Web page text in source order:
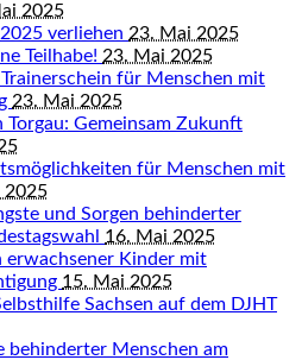
2025
verliehen 23. Mai 2025
Teilhabe! 23. Mai 2025
für Menschen mit
23. Mai 2025
Torgau: Gemeinsam Zukunft
für Menschen mit
2025
und Sorgen behinderter
16. Mai 2025
erwachsener Kinder mit
15. Mai 2025
Sachsen auf dem DJHT
behinderter Menschen am